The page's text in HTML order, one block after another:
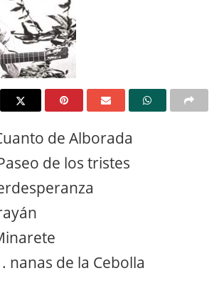
de Alborada
de los tristes
nanas de la Cebolla